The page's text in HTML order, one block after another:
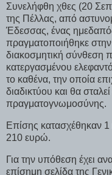
Συνελήφθη χθες (20
της Πέλλας, από
Έδεσσας, ένας
πραγματοποιήθηκε στην
διακοσμητική σύνθεση
κατεργασμένου
το καθένα, την οποία
διαδικτύου και θα
πραγματογνωμοσύνης.
Επίσης κατασχέθηκαν 1
210 ευρώ.
Για την υπόθεση έχει
επίσημη σελίδα της